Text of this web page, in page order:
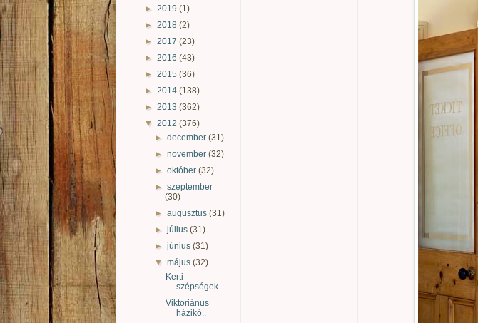
► 2019 (1)
► 2018 (2)
► 2017 (23)
► 2016 (43)
► 2015 (36)
► 2014 (138)
► 2013 (362)
▼ 2012 (376)
►december(31)
►november(32)
►október(32)
►szeptember
(30)
►augusztus(31)
►július(31)
►június(31)
▼május(32)
Kerti
szépségek..
Viktoriánus
házikó..